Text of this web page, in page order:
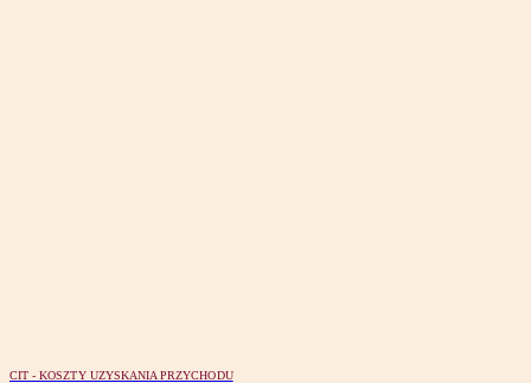
CIT - KOSZTY UZYSKANIA PRZYCHODU